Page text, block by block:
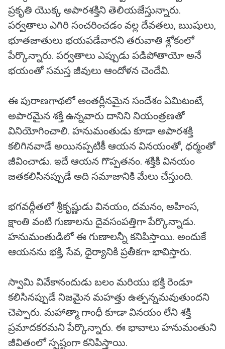
ప్రకృతి యొక్క అపారశక్తిని తెలియజేస్తున్నారు.
పర్వతాలు ఎగిరి సంచరించడం వల్ల దేవతలు, ఋషులు,
భూతజాతులు భయపడేవారని తరువాతి శ్లోకంలో
పేర్కొన్నారు. పర్వతాలు ఎప్పుడు పడిపోతాయో అనే
భయంతో సమస్త జీవులు ఆందోళన చెందేవి.
ఈ పురాణగాథలో అంతర్లీనమైన సందేశం ఏమిటంటే,
అపారమైన శక్తి ఉన్నవారు దానిని నియంత్రణతో
వినియోగించాలి. హనుమంతుడు కూడా అపారశక్తి
కలిగినవాడే అయినప్పటికీ ఆయన వినయంతో, ధర్మంతో
జీవించాడు. ఇదే ఆయన గొప్పతనం. శక్తికి వినయం
జతకలిసినప్పుడే అది సమాజానికి మేలు చేస్తుంది.
భగవద్గీతలో శ్రీకృష్ణుడు వినయం, దమనం, అహింస,
క్షాంతి వంటి గుణాలను దైవసంపత్తిగా పేర్కొన్నాడు.
హనుమంతుడిలో ఈ గుణాలన్నీ కనిపిస్తాయి. అందుకే
ఆయనను భక్తి, సేవ, ధైర్యానికి ప్రతీకగా భావిస్తారు.
స్వామి వివేకానందుడు బలం మరియు భక్తి రెండూ
కలిసినప్పుడే నిజమైన మహత్తు ఉత్పన్నమవుతుందని
చెప్పారు. మహాత్మా గాంధీ కూడా వినయం లేని శక్తి
ప్రమాదకరమని పేర్కొన్నారు. ఈ భావాలు హనుమంతుని
జీవితంలో స్పష్టంగా కనిపిస్తాయి.